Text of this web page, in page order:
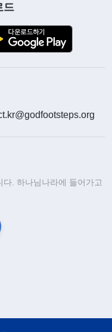
편을 생각하니 제
들은 무너져 버릴
수 없었습니다! 당
룰 때면 저는 그저
난 세월, 남들보다
되었습니다. 그야
로 아무것도 남지 않
답을 찾을 수 없었
과 상의한 뒤 제 어
로 했습니다. 사실
째 되던 해에 어머니
증거해 주셨습니다.
드
. 하나님나라에 들어가고